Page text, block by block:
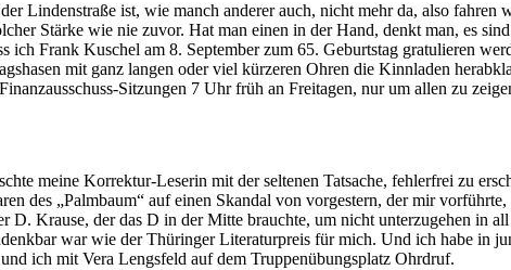
Lindenstraße ist, wie manch anderer auch, nicht mehr da, also
Stärke wie nie zuvor. Hat man einen in der Hand, denkt man, es
ich Frank Kuschel am 8. September zum 65. Geburtstag gratulieren
mit ganz langen oder viel kürzeren Ohren die Kinnladen
Sitzungen 7 Uhr früh an Freitagen, nur um allen zu
meine Korrektur-Leserin mit der seltenen Tatsache, fehlerfrei zu
des „Palmbaum“ auf einen Skandal von vorgestern, der mir
D. Krause, der das D in der Mitte brauchte, um nicht unterzugehen in
war wie der Thüringer Literaturpreis für mich. Und ich habe in
ich mit Vera Lengsfeld auf dem Truppenübungsplatz Ohrdruf.